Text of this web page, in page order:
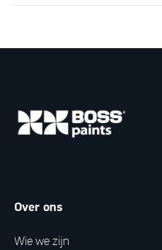
Over ons
Wie we zijn